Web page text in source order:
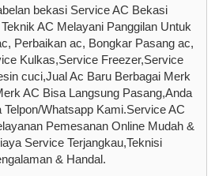
bekasi Service AC Bekasi
AC Melayani Panggilan Untuk
Perbaikan ac, Bongkar Pasang ac,
Kulkas,Service Freezer,Service
cuci,Jual Ac Baru Berbagai Merk
AC Bisa Langsung Pasang,Anda
Telpon/Whatsapp Kami.Service AC
Pemesanan Online Mudah &
Service Terjangkau,Teknisi
& Handal.